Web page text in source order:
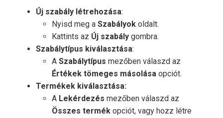
Új szabály létrehozása:
Nyisd meg a Szabályok oldalt.
Kattints az Új szabály gombra.
Szabálytípus kiválasztása:
A Szabálytípus mezőben válaszd az
Értékek tömeges másolása opciót.
Termékek kiválasztása:
A Lekérdezés mezőben válaszd az
Összes termék opciót, vagy hozz létre